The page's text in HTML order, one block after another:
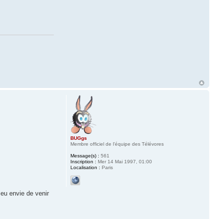
envie de venir
BUGgs
Membre officiel de l'équipe des Télévores
Message(s) : 561
Inscription : Mer 14 Mai 1997, 01:00
Localisation : Paris